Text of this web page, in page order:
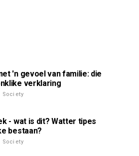
'n gevoel van familie: die
verklaring
Society
- wat is dit? Watter tipes
bestaan?
Society